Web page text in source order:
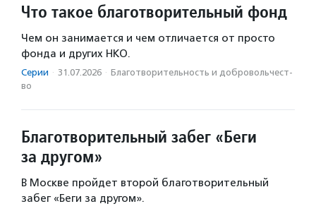
Что такое благотворительный фонд
Чем он занимается и чем отличается от просто
фонда и других НКО.
Серии · 31.07.2026 · Благотвори­тель­ность и доброволь­чест­
во
Благотворительный забег «Беги
за другом»
В Москве пройдет второй благотворительный
забег «Беги за другом».